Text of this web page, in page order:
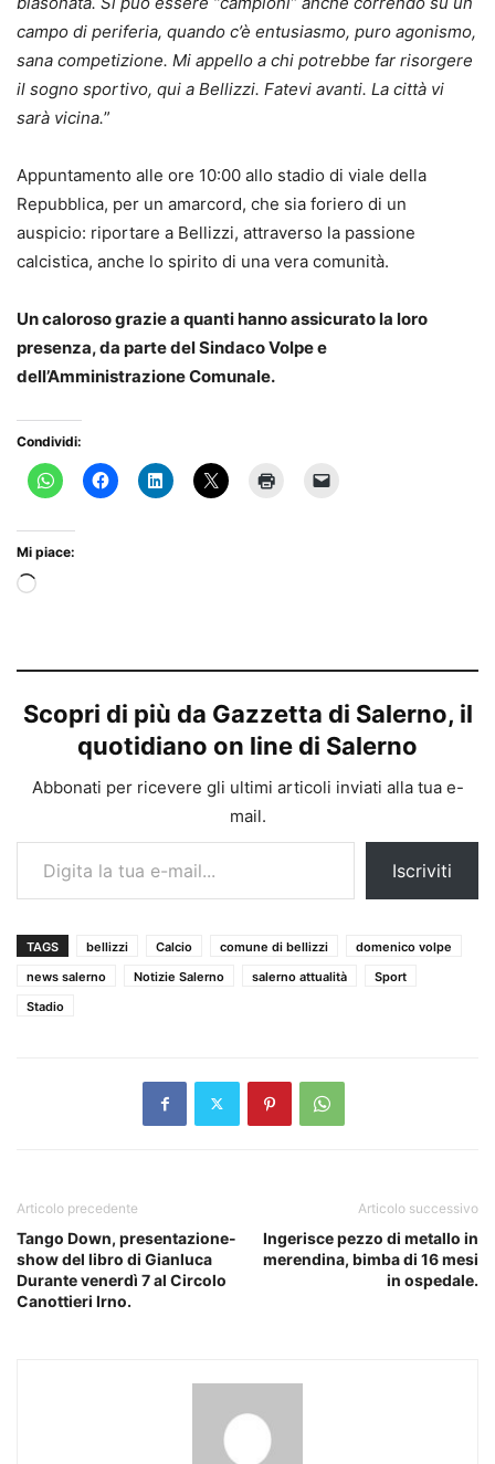
campo di periferia, quando c’è entusiasmo, puro agonismo,
sana competizione. Mi appello a chi potrebbe far risorgere
il sogno sportivo, qui a Bellizzi. Fatevi avanti. La città vi
sarà vicina.”
Appuntamento alle ore 10:00 allo stadio di viale della
Repubblica, per un amarcord, che sia foriero di un
auspicio: riportare a Bellizzi, attraverso la passione
calcistica, anche lo spirito di una vera comunità.
Un caloroso grazie a quanti hanno assicurato la loro
presenza, da parte del Sindaco Volpe e
dell’Amministrazione Comunale.
Condividi:
Mi piace:
Caricamento
Scopri di più da Gazzetta di Salerno, il
quotidiano on line di Salerno
Abbonati per ricevere gli ultimi articoli inviati alla tua e-
mail.
Digita la tua e-mail...
Iscriviti
TAGS bellizzi Calcio comune di bellizzi
domenico volpe
news salerno
Notizie Salerno salerno attualità
Sport
Stadio
Articolo precedente
Tango Down, presentazione-
show del libro di Gianluca
Durante venerdì 7 al Circolo
Canottieri Irno.
Articolo successivo
Ingerisce pezzo di metallo in
merendina, bimba di 16 mesi
in ospedale.